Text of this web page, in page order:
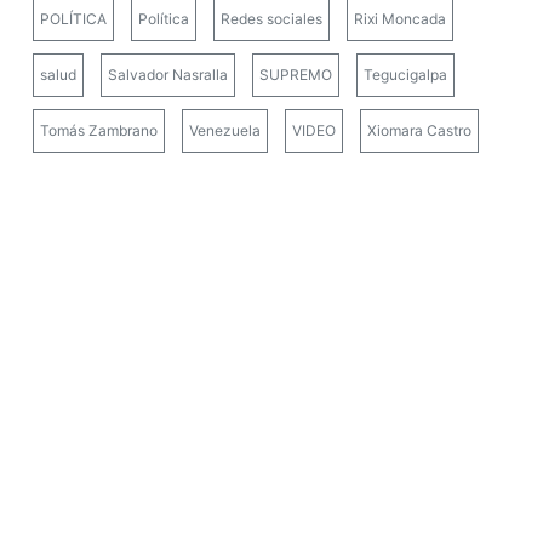
POLÍTICA Política Redes sociales Rixi Moncada
salud Salvador Nasralla SUPREMO Tegucigalpa
Tomás Zambrano Venezuela VIDEO Xiomara Castro